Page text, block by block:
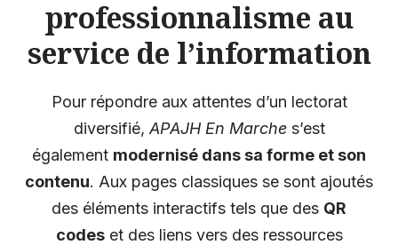
professionnalisme au
service de l’information
Pour répondre aux attentes d’un lectorat
diversifié, APAJH En Marches’est
également modernisé dans sa forme et son
contenu. Aux pages classiques se sont ajoutés
des éléments interactifs tels que des QR
codeset des liens vers des ressources